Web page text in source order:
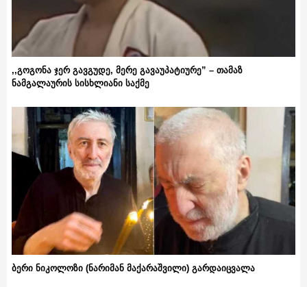
,,გოგონა ჯერ გავგუდე, მერე გავაუპატიურე” – თამაზ
ნამგალაურის სისხლიანი საქმე
ბერი ნიკოლოზი (ნარიმან მაქარაშვილი) გარდაიცვალა